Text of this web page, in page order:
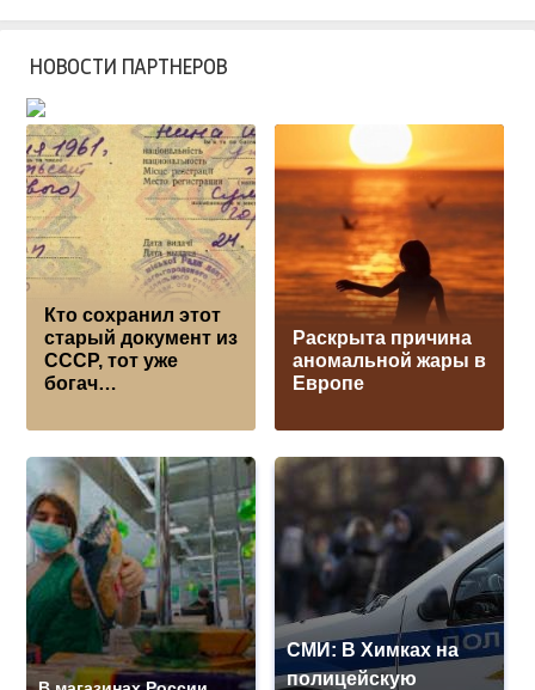
НОВОСТИ ПАРТНЕРОВ
Кто сохранил этот
старый документ из
СССР, тот уже
богач…
Раскрыта причина
аномальной жары в
Европе
СМИ: В Химках на
полицейскую